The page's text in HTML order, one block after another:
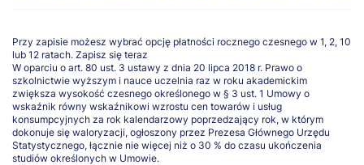
Przy zapisie możesz wybrać opcję płatności rocznego czesnego w 1, 2, 10
lub 12 ratach. Zapisz się teraz
W oparciu o art. 80 ust. 3 ustawy z dnia 20 lipca 2018 r. Prawo o
szkolnictwie wyższym i nauce uczelnia raz w roku akademickim
zwiększa wysokość czesnego określonego w § 3 ust. 1 Umowy o
wskaźnik równy wskaźnikowi wzrostu cen towarów i usług
konsumpcyjnych za rok kalendarzowy poprzedzający rok, w którym
dokonuje się waloryzacji, ogłoszony przez Prezesa Głównego Urzędu
Statystycznego, łącznie nie więcej niż o 30 % do czasu ukończenia
studiów określonych w Umowie.